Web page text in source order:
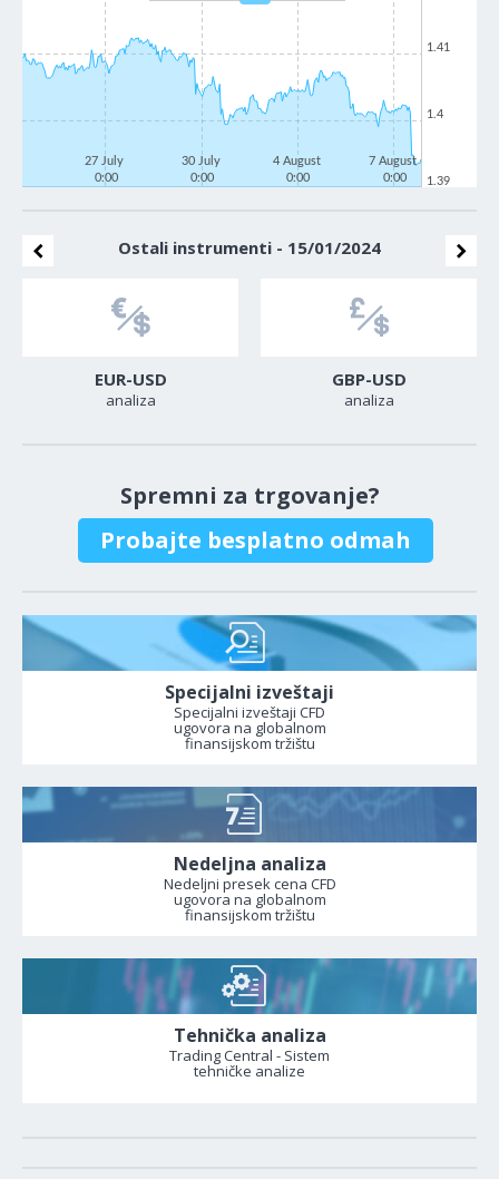
27 July
0:00
30 July
0:00
4 August
0:00
7 August
0:00
1.39
1.4
1.41
Ostali instrumenti - 15/01/2024
EUR-USD
analiza
GBP-USD
analiza
Spremni za trgovanje?
Probajte besplatno odmah
Specijalni izveštaji
Specijalni izveštaji CFD
ugovora na globalnom
finansijskom tržištu
Nedeljna analiza
Nedeljni presek cena CFD
ugovora na globalnom
finansijskom tržištu
Tehnička analiza
Trading Central - Sistem
tehničke analize